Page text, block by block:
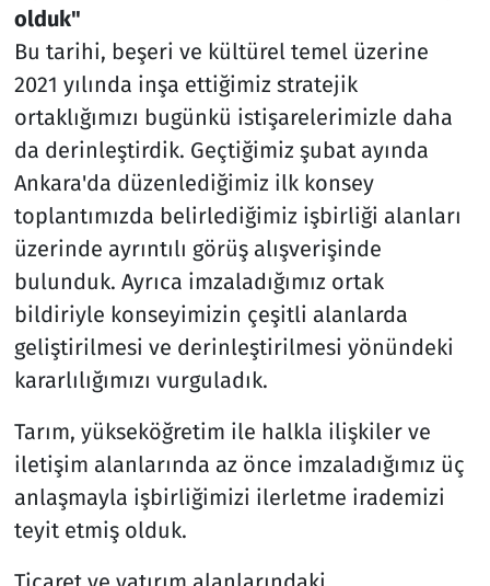
olduk"
Bu tarihi, beşeri ve kültürel temel üzerine
2021 yılında inşa ettiğimiz stratejik
ortaklığımızı bugünkü istişarelerimizle daha
da derinleştirdik. Geçtiğimiz şubat ayında
Ankara'da düzenlediğimiz ilk konsey
toplantımızda belirlediğimiz işbirliği alanları
üzerinde ayrıntılı görüş alışverişinde
bulunduk. Ayrıca imzaladığımız ortak
bildiriyle konseyimizin çeşitli alanlarda
geliştirilmesi ve derinleştirilmesi yönündeki
kararlılığımızı vurguladık.
Tarım, yükseköğretim ile halkla ilişkiler ve
iletişim alanlarında az önce imzaladığımız üç
anlaşmayla işbirliğimizi ilerletme irademizi
teyit etmiş olduk.